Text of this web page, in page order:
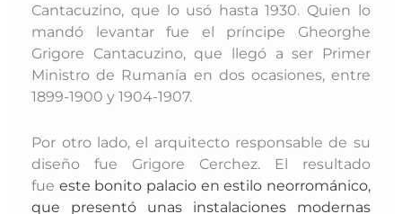
Cantacuzino, que lo usó hasta 1930. Quien lo
mandó levantar fue el príncipe Gheorghe
Grigore Cantacuzino, que llegó a ser Primer
Ministro de Rumanía en dos ocasiones, entre
1899-1900 y 1904-1907.
Por otro lado, el arquitecto responsable de su
diseño fue Grigore Cerchez. El resultado
fue este bonito palacio en estilo neorrománico,
que presentó unas instalaciones modernas